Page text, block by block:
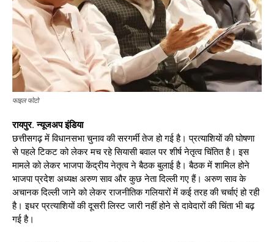
फाइल फोटो
रायपुर. न्यूजअप इंडिया
छत्तीसगढ़ में विधानसभा चुनाव की सरगर्मी तेज हो गई है। प्रत्याशियों की घोषणा
से पहले टिकट को लेकर मच रहे सियासी बवाल पर शीर्ष नेतृत्व चिंतित है। इस
मामले को लेकर भाजपा केंद्रीय नेतृत्व ने बैठक बुलाई है। बैठक में शामिल होने
भाजपा प्रदेश अध्यक्ष अरुण साव और कुछ नेता दिल्ली गए हैं। अरुण साव के
अचानक दिल्ली जाने को लेकर राजनीतिक गलियारों में कई तरह की चर्चाएं हो रही
है। इधर प्रत्याशियों की दूसरी लिस्ट जारी नहीं होने से दावेदारों की चिंता भी बढ़
गई है।